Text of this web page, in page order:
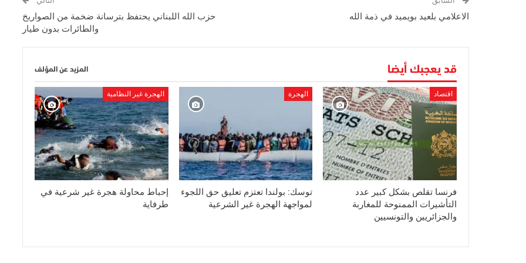
الاعلامي بلعيد بويميد في ذمة الله
حزب الله اللبناني يحتفظ بترسانة ضخمة من الصواريخ
والطائرات بدون طيار
قد يعجبك أيضا المزيد عن المؤلف
اقتصاد
فرنسا تقلص بشكل كبير عدد
التأشيرات الممنوحة للمغاربة
والجزائريين والتونسيين
الهجرة
توسك: بولندا تعتزم تعليق حق اللجوء
لمواجهة الهجرة غير الشرعية
الهجرة غير النظامية
إحباط محاولة هجرة غير شرعية في
طرفاية